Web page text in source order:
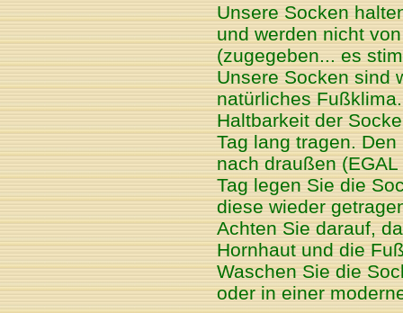
Unsere Socken
und werden nicht
(zugegeben... es
Unsere Socken sind
natürliches
Haltbarkeit der
Tag lang tragen.
nach draußen
Tag legen Sie die
diese wieder
Achten Sie darauf,
Hornhaut und die
Waschen Sie die
oder in einer